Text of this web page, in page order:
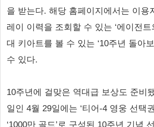
을 받는다. 해당 홈페이지에서는 이용
레이 이력을 조회할 수 있는 ‘에이전트
대 키아트를 볼 수 있는 ‘10주년 돌아
수 있다.
10주년에 걸맞은 역대급 보상도 준비
일인 4월 29일에는 ‘티어-4 영웅 선택권
‘1000만 골드’로 구성된 10주년 기념